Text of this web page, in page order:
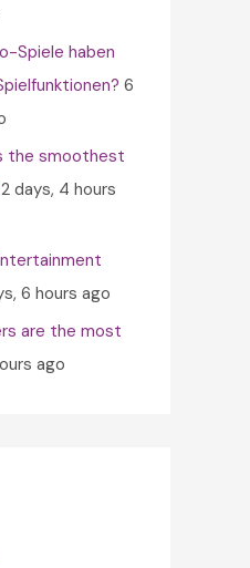
Spiele haben
6
the smoothest
2 days, 4 hours
6 hours ago
are the most
ago